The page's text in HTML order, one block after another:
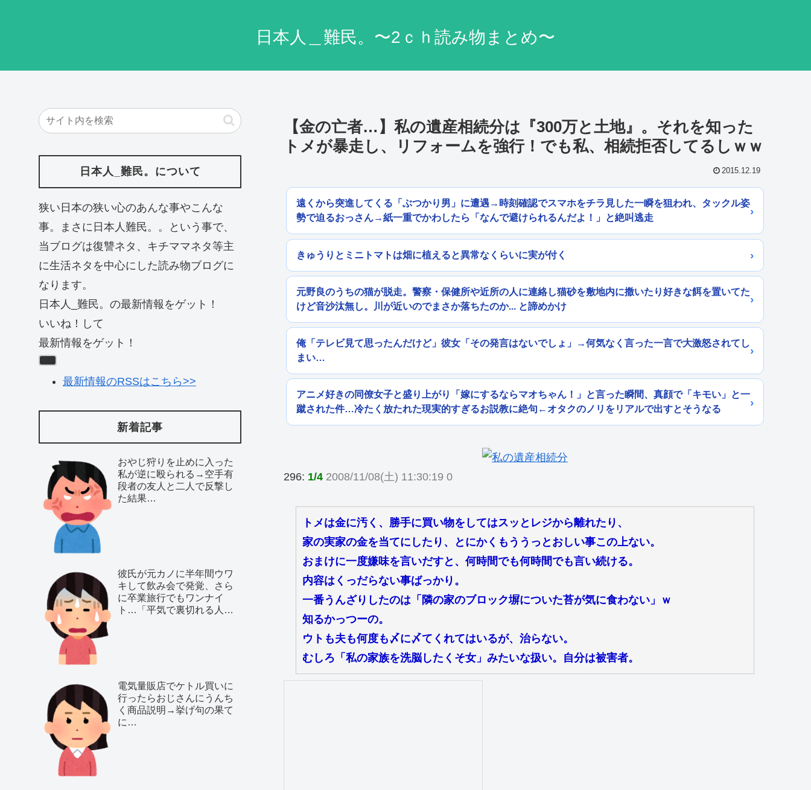
日本人＿難民。〜2ｃｈ読み物まとめ〜
【金の亡者…】私の遺産相続分は『300万と土地』。それを知った
トメが暴走し、リフォームを強行！でも私、相続拒否してるしｗｗ
2015.12.19
遠くから突進してくる「ぶつかり男」に遭遇→時刻確認でスマホをチラ見した一瞬を狙われ、タックル姿
勢で迫るおっさん→紙一重でかわしたら「なんで避けられるんだよ！」と絶叫逃走
きゅうりとミニトマトは畑に植えると異常なくらいに実が付く
元野良のうちの猫が脱走。警察・保健所や近所の人に連絡し猫砂を敷地内に撒いたり好きな餌を置いてた
けど音沙汰無し。川が近いのでまさか落ちたのか... と諦めかけ
俺「テレビ見て思ったんだけど」彼女「その発言はないでしょ」→何気なく言った一言で大激怒されてし
まい…
アニメ好きの同僚女子と盛り上がり「嫁にするならマオちゃん！」と言った瞬間、真顔で「キモい」と一
蹴された件…冷たく放たれた現実的すぎるお説教に絶句←オタクのノリをリアルで出すとそうなる
296: 1/4 2008/11/08(土) 11:30:19 0
トメは金に汚く、勝手に買い物をしてはスッとレジから離れたり、
家の実家の金を当てにしたり、とにかくもううっとおしい事この上ない。
おまけに一度嫌味を言いだすと、何時間でも何時間でも言い続ける。
内容はくっだらない事ばっかり。
一番うんざりしたのは「隣の家のブロック塀についた苔が気に食わない」ｗ
知るかっつーの。
ウトも夫も何度も〆に〆てくれてはいるが、治らない。
むしろ「私の家族を洗脳したくそ女」みたいな扱い。自分は被害者。
日本人_難民。について
狭い日本の狭い心のあんな事やこんな
事。まさに日本人難民。。という事で、
当ブログは復讐ネタ、キチママネタ等主
に生活ネタを中心にした読み物ブログに
なります。
日本人_難民。の最新情報をゲット！
いいね！して
最新情報をゲット！
最新情報のRSSはこちら>>
新着記事
おやじ狩りを止めに入った
私が逆に殴られる→空手有
段者の友人と二人で反撃し
た結果…
彼氏が元カノに半年間ウワ
キして飲み会で発覚、さら
に卒業旅行でもワンナイ
ト…「平気で裏切れる人種
電気量販店でケトル買いに
行ったらおじさんにうんち
く商品説明→挙げ句の果て
に…